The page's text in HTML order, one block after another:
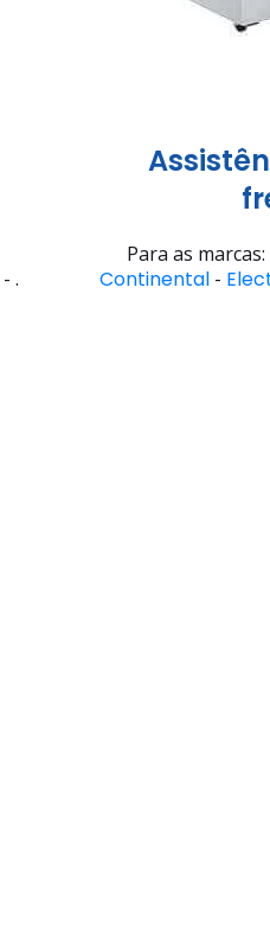
- .
Para as marcas:
Continental -